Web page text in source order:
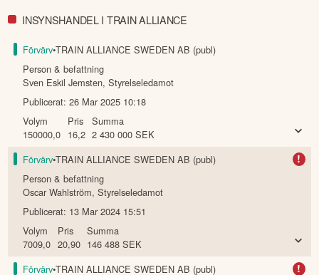
INSYNSHANDEL I TRAIN ALLIANCE
Förvärv•TRAIN ALLIANCE SWEDEN AB (publ)
Person & befattning
Sven Eskil Jemsten,Styrelseledamot
Publicerat:26 Mar 2025 10:18
Volym
150000,0
Pris
16,2
Summa
2 430 000 SEK
Förvärv•TRAIN ALLIANCE SWEDEN AB (publ) !
Person & befattning
Oscar Wahlström,Styrelseledamot
Publicerat: 13 Mar 2024 15:51
Volym
7009,0
Pris
20,90
Summa
146 488 SEK
Förvärv•TRAIN ALLIANCE SWEDEN AB (publ) !